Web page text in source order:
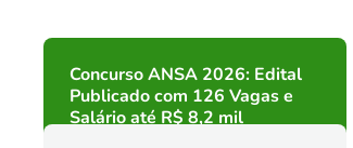
Concurso ANSA 2026: Edital
Publicado com 126 Vagas e
Salário até R$ 8,2 mil